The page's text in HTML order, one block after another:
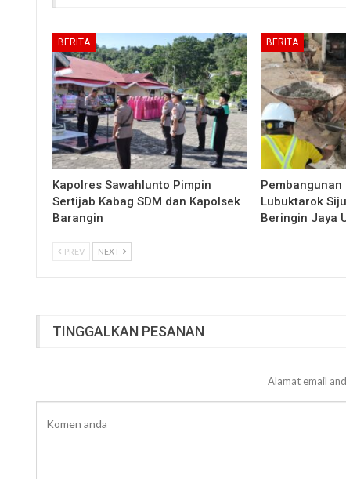
BERITA
Kapolres Sawahlunto Pimpin
Sertijab Kabag SDM dan Kapolsek
Barangin
BERITA
Pembangunan
Lubuktarok
Beringin Jaya
PREV NEXT
TINGGALKAN PESANAN
Alamat email